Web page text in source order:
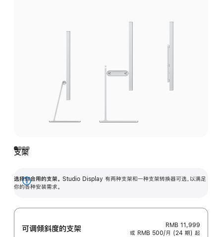
支架
选择你合用的支架。 Studio Display 有两种支架和一种支架转换器可选，以满足
你的各种安装需求。
展
可调倾斜度的支架
RMB 11,999
或 RMB 500/月 (24 期) 起